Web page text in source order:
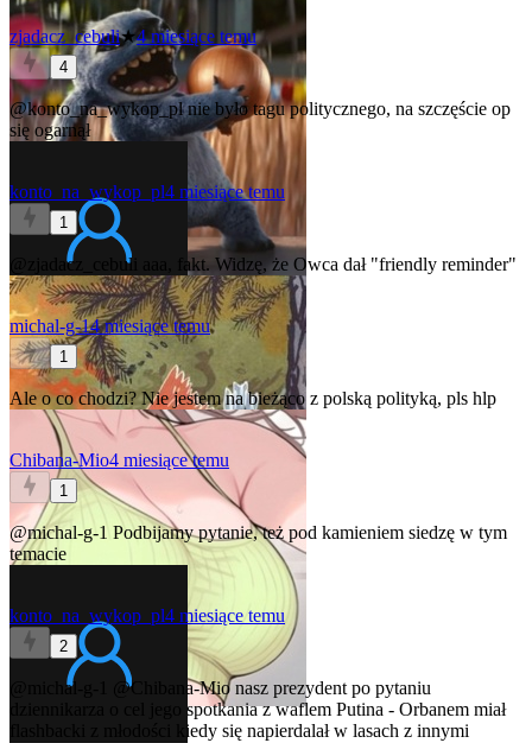
zjadacz_cebuli★4 miesiące temu
4
@konto_na_wykop_plnie było tagu politycznego, na szczęście op
się ogarnął
konto_na_wykop_pl4 miesiące temu
1
@zjadacz_cebuli aaa, fakt. Widzę, że Owca dał "friendly reminder"
michal-g-14 miesiące temu
1
Ale o co chodzi? Nie jestem na bieżąco z polską polityką, pls hlp
Chibana-Mio4 miesiące temu
1
@michal-g-1 Podbijamy pytanie, też pod kamieniem siedzę w tym
temacie
konto_na_wykop_pl4 miesiące temu
2
@michal-g-1 @Chibana-Mionasz prezydent po pytaniu
dziennikarza o cel jego spotkania z waflem Putina - Orbanem miał
flashbacki z młodości kiedy się napierdalał w lasach z innymi